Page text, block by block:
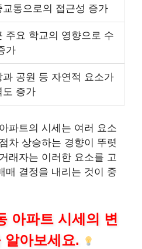
교통으로의 접근성 증가
주요 학교의 영향으로 수
가
과 공원 등 자연적 요소가
도 증가
파트의 시세는 여러 요소
차 상승하는 경향이 뚜렷
래자는 이러한 요소를 고
매 결정을 내리는 것이 중
아파트 시세의 변
알아보세요.